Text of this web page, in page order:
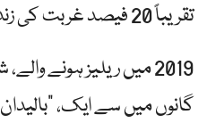
تقریباً 20 فیصد غربت کی زندگی گزارتے ہیں۔
2019 میں ریلیز ہونے
گانوں میں سے ایک،